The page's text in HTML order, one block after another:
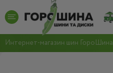
Интернет-магазин шин ГороШина